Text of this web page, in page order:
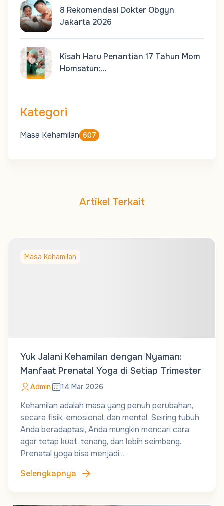
8 Rekomendasi Dokter Obgyn
Jakarta 2026
Kisah Haru Penantian 17 Tahun Mom
Homsatun:…
Kategori
Masa Kehamilan 607
Artikel Terkait
Masa Kehamilan
Yuk Jalani Kehamilan dengan Nyaman:
Manfaat Prenatal Yoga di Setiap Trimester
Admin 14 Mar 2026
Kehamilan adalah masa yang penuh perubahan,
secara fisik, emosional, dan mental. Seiring tubuh
Anda beradaptasi, Anda mungkin mencari cara
agar tetap kuat, tenang, dan lebih seimbang.
Prenatal yoga bisa menjadi…
Selengkapnya